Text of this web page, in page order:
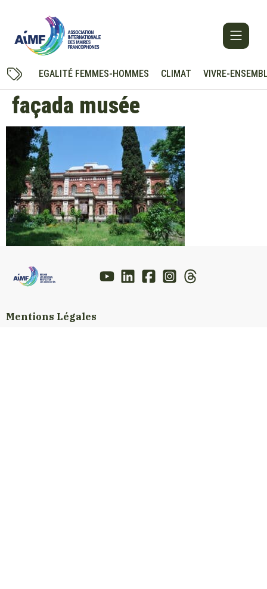
EGALITÉ FEMMES-HOMMES CLIMAT VIVRE-
façada musée
Mentions Légales